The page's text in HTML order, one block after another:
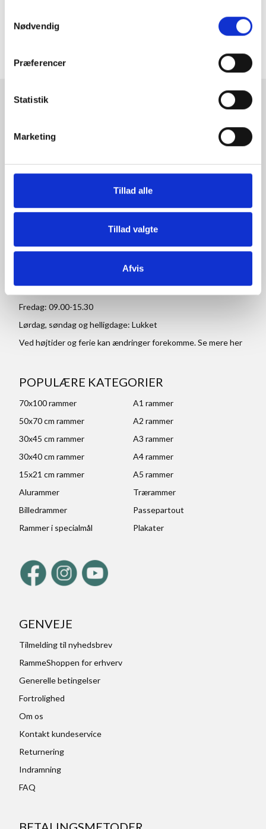
Nødvendig
Præferencer
Statistik
Marketing
Tillad alle
Tillad valgte
Afvis
RAMMESHOPPEN.DK
Ove Jensens Allé 31
8700 Horsens
Danmark
info@rammeshoppen.dk
Mandag - Torsdag: 09.00-16.00
Fredag: 09.00-15.30
Lørdag, søndag og helligdage: Lukket
Ved højtider og ferie kan ændringer forekomme. Se mereher
POPULÆRE KATEGORIER
70x100 rammer
A1 rammer
50x70 cm rammer
A2 rammer
30x45 cm rammer
A3 rammer
30x40 cm rammer
A4 rammer
15x21 cm rammer
A5 rammer
Alurammer
Trærammer
Billedrammer
Passepartout
Rammer i specialmål
Plakater
GENVEJE
Tilmelding til nyhedsbrev
RammeShoppen for erhverv
Generelle betingelser
Fortrolighed
Om os
Kontakt kundeservice
Returnering
Indramning
FAQ